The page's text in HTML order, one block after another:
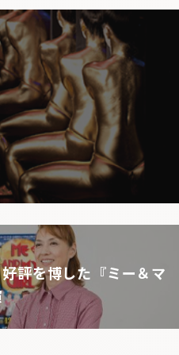
評を博した『ミー＆マ